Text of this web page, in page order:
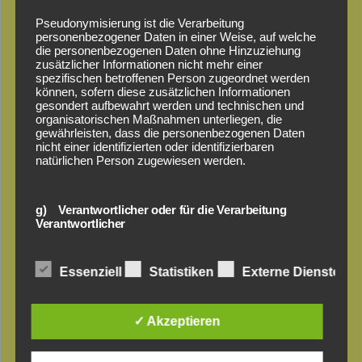
VALU – Das
Aluminium-
Pseudonymisierung ist die Verarbeitung
personenbezogener Daten in einer Weise, auf welche
die personenbezogenen Daten ohne Hinzuziehung
zusätzlicher Informationen nicht mehr einer
spezifischen betroffenen Person zugeordnet werden
können, sofern diese zusätzlichen Informationen
gesondert aufbewahrt werden und technischen und
organisatorischen Maßnahmen unterliegen, die
gewährleisten, dass die personenbezogenen Daten
nicht einer identifizierten oder identifizierbaren
natürlichen Person zugewiesen werden.
g) Verantwortlicher oder für die Verarbeitung
Verantwortlicher
Verantwortlicher oder für die Verarbeitung
Verantwortlicher ist die natürliche oder juristische
und Mittel der Verarbeitung von personenbezogenen
Daten entscheidet. Sind die Zwecke und Mittel dieser
Verarbeitung durch das Unionsrecht oder das Recht
der Mitgliedstaaten vorgegeben, so kann der
Essenziell Statistiken Externe Dienste
✓ Akzeptieren